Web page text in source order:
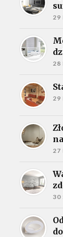
29
28
29
27
30